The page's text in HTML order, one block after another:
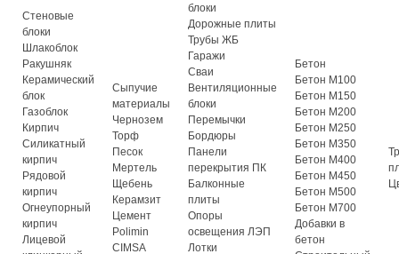
Стеновые
блоки
Шлакоблок
Ракушняк
Керамический
блок
Газоблок
Кирпич
Силикатный
кирпич
Рядовой
кирпич
Огнеупорный
кирпич
Лицевой
Сыпучие
материалы
Чернозем
Торф
Песок
Мертель
Щебень
Керамзит
Цемент
Polimin
CIMSA
блоки
Дорожные плиты
Трубы ЖБ
Гаражи
Сваи
Вентиляционные
блоки
Перемычки
Бордюры
Панели
перекрытия ПК
Балконные
плиты
Опоры
освещения ЛЭП
Лотки
Бетон
Бетон М100
Бетон М150
Бетон М200
Бетон М250
Бетон М350
Бетон М400
Бетон М450
Бетон М500
Бетон М700
Добавки в
бетон